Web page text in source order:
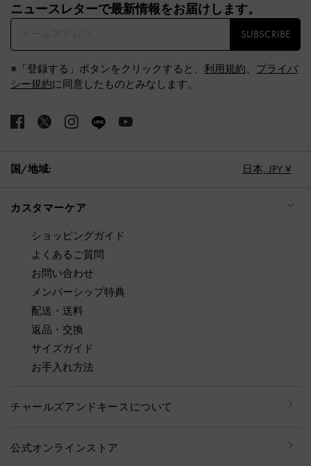
ニュースレターで最新情報をお届けします。​
SUBSCRIBE
※「登録する」ボタンをクリックすると、 利用規約、 プライバ
シー規約に同意したものとみなします。
国/地域: 日本, JPY ¥
カスタマーケア
ショッピングガイド
よくあるご質問
お問い合わせ
メンバーシップ特典
配送・送料
返品・交換
サイズガイド
お手入れ方法
チャールズアンドキースについて
公式オンラインストア